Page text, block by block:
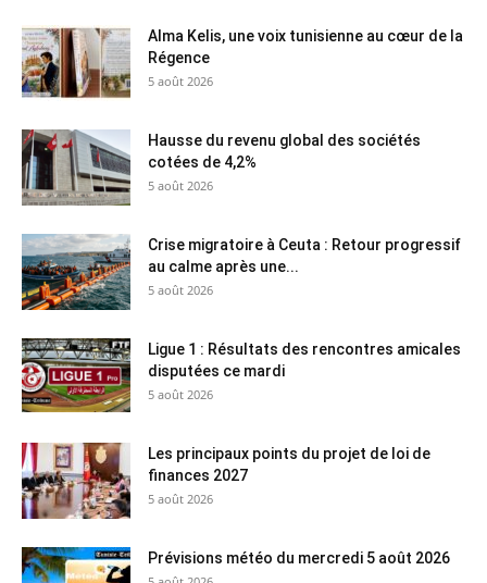
Alma Kelis, une voix tunisienne au cœur de la
Régence
5 août 2026
Hausse du revenu global des sociétés
cotées de 4,2%
5 août 2026
Crise migratoire à Ceuta : Retour progressif
au calme après une...
5 août 2026
Ligue 1 : Résultats des rencontres amicales
disputées ce mardi
5 août 2026
Les principaux points du projet de loi de
finances 2027
5 août 2026
Prévisions météo du mercredi 5 août 2026